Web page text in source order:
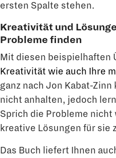
ersten Spalte stehen.
Kreativität und
Probleme finden
Mit diesen beispielhaften
Kreativität wie auch Ihre
ganz nach Jon Kabat-
nicht anhalten, jedoch
Sprich die Probleme
kreative Lösungen für sie
Das Buch liefert Ihnen